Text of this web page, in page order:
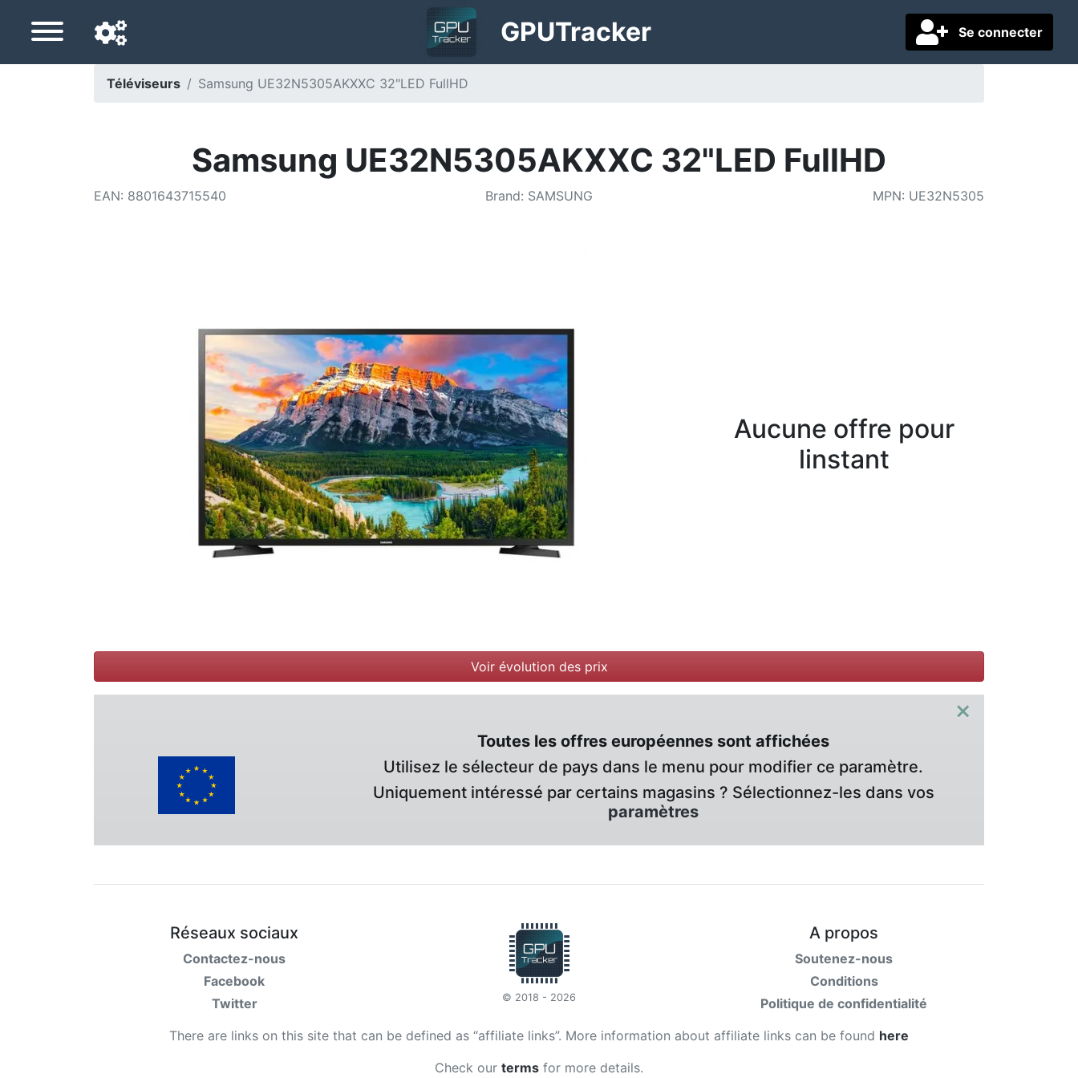
Se connecter
GPUTracker
Téléviseurs Samsung UE32N5305AKXXC 32"LED FullHD
Samsung UE32N5305AKXXC 32"LED FullHD
EAN: 8801643715540 Brand: SAMSUNG MPN: UE32N5305
Aucune offre pour
linstant
Voir évolution des prix
×
Toutes les offres européennes sont affichées
Utilisez le sélecteur de pays dans le menu pour modifier ce paramètre.
Uniquement intéressé par certains magasins ? Sélectionnez-les dans vos
paramètres
Réseaux sociaux
Contactez-nous
Facebook
Twitter
© 2018 - 2026
A propos
Soutenez-nous
Conditions
Politique de confidentialité
There are links on this site that can be defined as “affiliate links”. More information about affiliate links can be found here
Check our terms for more details.